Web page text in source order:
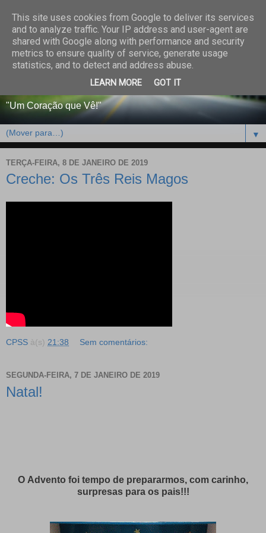
CENTRO PAROQUIAL E
SOCIAL DO SALVADOR
DE BEJA
"Um Coração que Vê!"
▼
TERÇA-FEIRA, 8 DE JANEIRO DE 2019
Creche: Os Três Reis Magos
CPSS à(s) 21:38 Sem comentários:
SEGUNDA-FEIRA, 7 DE JANEIRO DE 2019
Natal!
O Advento foi tempo de prepararmos, com carinho,
surpresas para os pais!!!
This site uses cookies from Google to deliver its services
and to analyze traffic. Your IP address and user-agent are
shared with Google along with performance and security
metrics to ensure quality of service, generate usage
statistics, and to detect and address abuse.
LEARN MORE GOT IT